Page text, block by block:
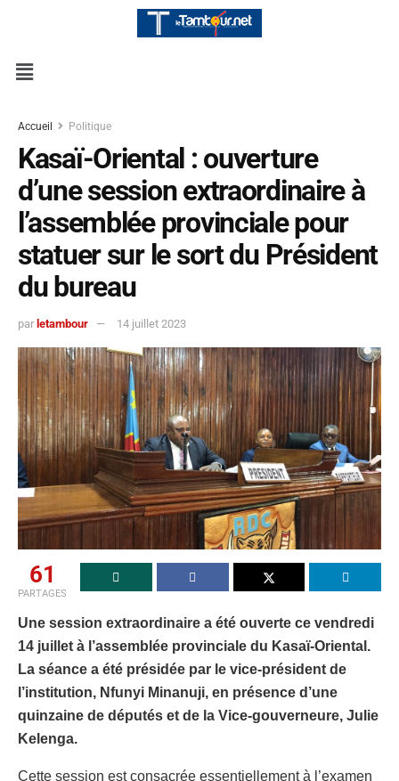
Accueil Politique
Kasaï-Oriental : ouverture
d’une session extraordinaire à
l’assemblée provinciale pour
statuer sur le sort du Président
du bureau
par letambour 14 juillet 2023
61
PARTAGES
Une session extraordinaire a été ouverte ce vendredi
14 juillet à l’assemblée provinciale du Kasaï-Oriental.
La séance a été présidée par le vice-président de
l’institution, Nfunyi Minanuji, en présence d’une
quinzaine de députés et de la Vice-gouverneure, Julie
Kelenga.
Cette session est consacrée essentiellement à l’examen